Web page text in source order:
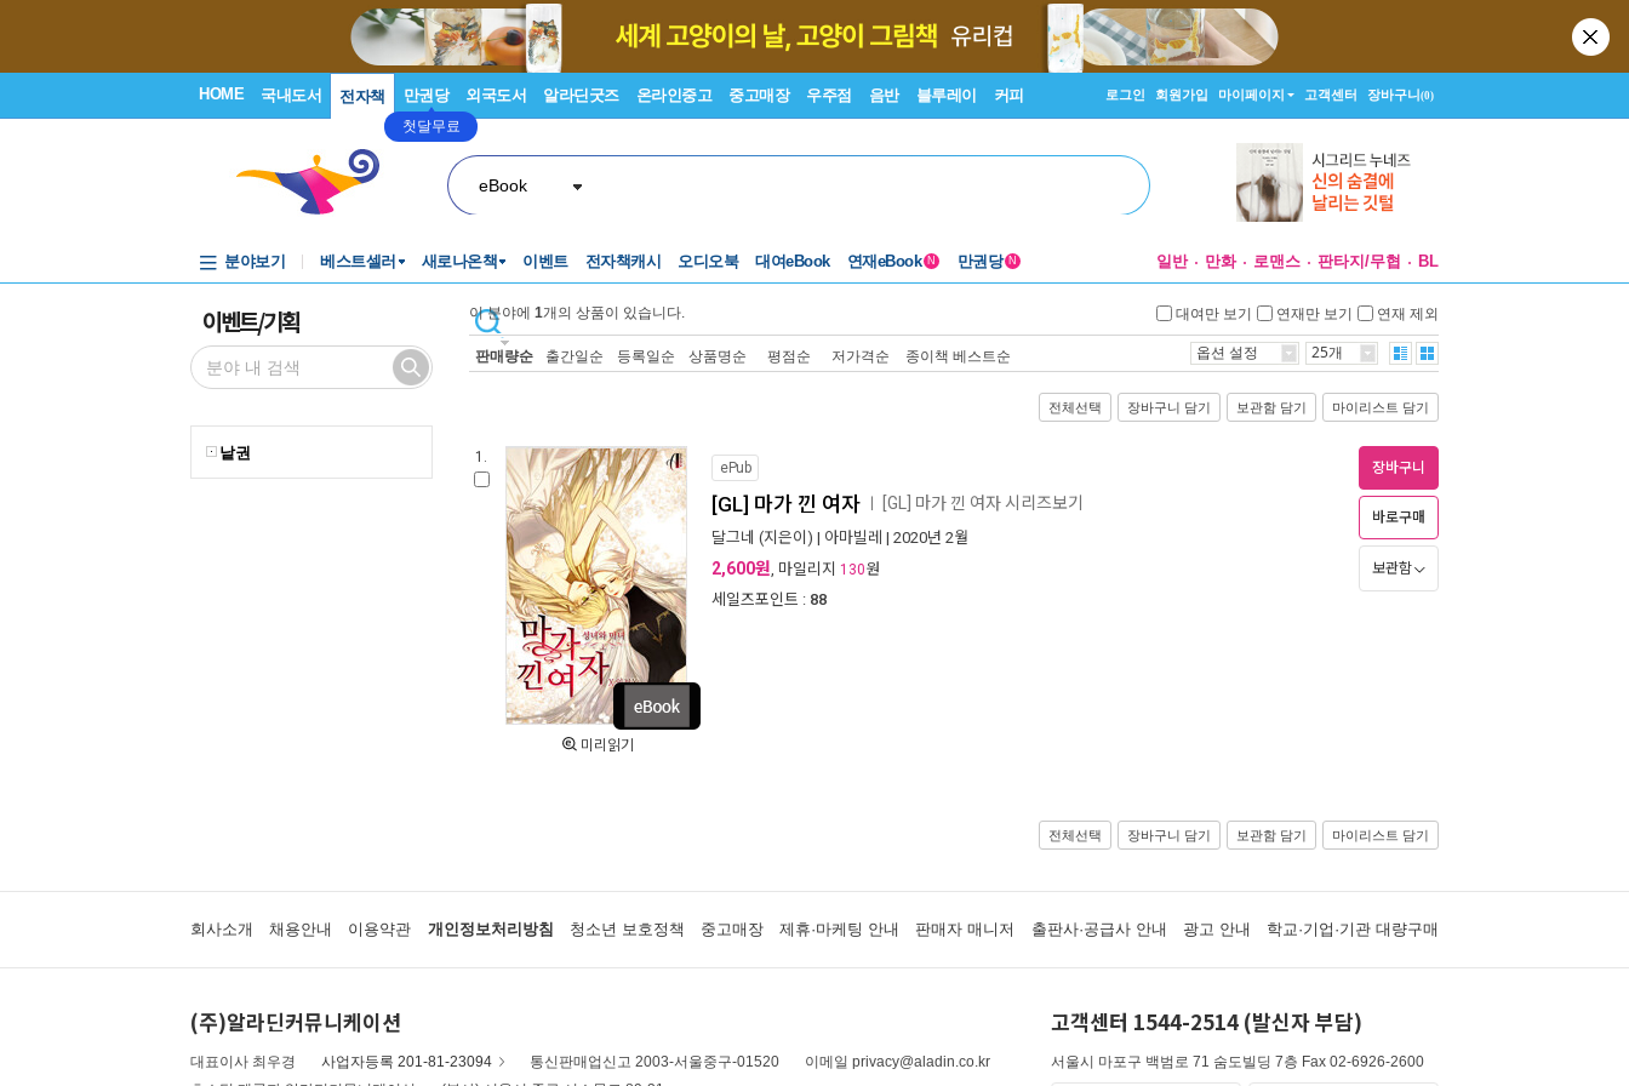
HOME 국내도서 전자책 만권당
첫달무료
외국도서 알라딘굿즈 온라인중고 중고매장 우주점 음반 블루레이 커피 로그인 회원가입 마이페이지 고객센터 장바구니(0)
eBook
분야보기 베스트셀러 새로나온책 이벤트 전자책캐시 오디오북 대여eBook 연재eBook N 만권당 N 일반 만화 로맨스 판타지/무협 BL
이벤트/기획
낱권
이 분야에 1개의 상품이 있습니다. 대여만 보기 연재만 보기 연재 제외
판매량순 출간일순 등록일순 상품명순 평점순 저가격순 종이책 베스트순 옵션 설정 25개
전체선택 장바구니 담기 보관함 담기 마이리스트 담기
1.
미리읽기
ePub
[GL] 마가 낀 여자 [GL] 마가 낀 여자 시리즈보기
달그네 (지은이) | 아마빌레 | 2020년 2월
2,600원, 마일리지 130원
세일즈포인트 : 88
장바구니
바로구매
보관함
전체선택 장바구니 담기 보관함 담기 마이리스트 담기
회사소개 채용안내 이용약관 개인정보처리방침 청소년 보호정책 중고매장 제휴·마케팅 안내 판매자 매니저 출판사·공급사 안내 광고 안내 학교·기업·기관 대량구매
(주)알라딘커뮤니케이션
대표이사 최우경 사업자등록 201-81-23094 통신판매업신고 2003-서울중구-01520
이메일 privacy@aladin.co.kr
고객센터 1544-2514 (발신자 부담)
서울시 마포구 백범로 71 숨도빌딩 7층 Fax 02-6926-2600